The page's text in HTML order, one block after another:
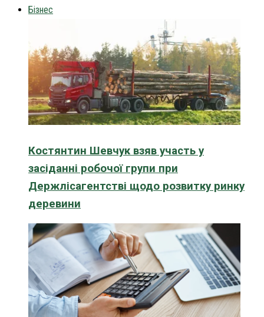
Бізнес
Костянтин Шевчук взяв участь у
засіданні робочої групи при
Держлісагентстві щодо розвитку ринку
деревини